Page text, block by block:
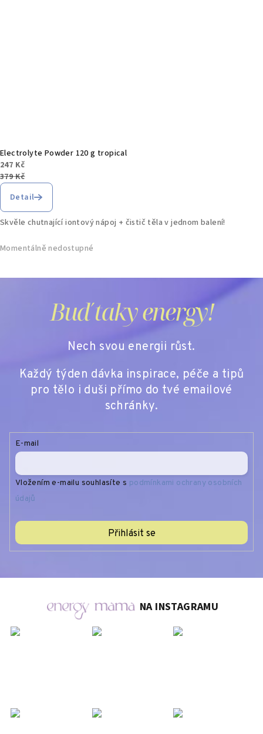
Buď taky energy!
Nech svou energii růst.
Každý týden dávka inspirace, péče a tipů
pro tělo i duši přímo do tvé emailové
schránky.
E-mail
Vložením e-mailu souhlasíte s podmínkami ochrany osobních
údajů
Přihlásit se
Electrolyte Powder 120 g tropical
247 Kč
379 Kč
Detail
Skvěle chutnající iontový nápoj + čistič těla v jednom balení!
Momentálně nedostupné
NA INSTAGRAMU